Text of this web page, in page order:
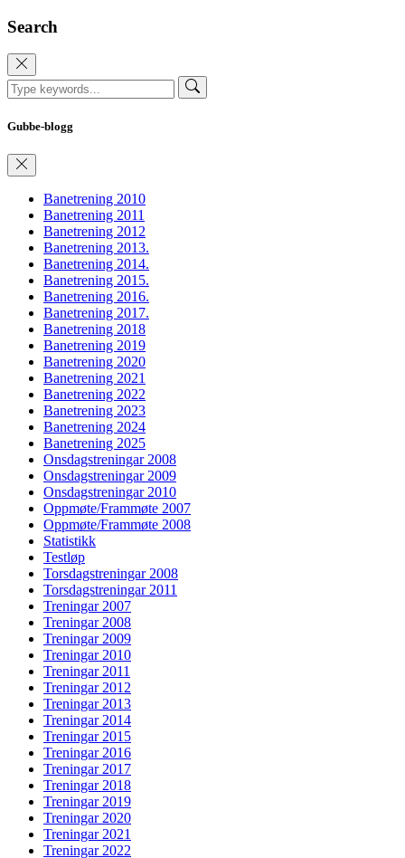
Search
Gubbe-blogg
Banetrening 2010
Banetrening 2011
Banetrening 2012
Banetrening 2013.
Banetrening 2014.
Banetrening 2015.
Banetrening 2016.
Banetrening 2017.
Banetrening 2018
Banetrening 2019
Banetrening 2020
Banetrening 2021
Banetrening 2022
Banetrening 2023
Banetrening 2024
Banetrening 2025
Onsdagstreningar 2008
Onsdagstreningar 2009
Onsdagstreningar 2010
Oppmøte/Frammøte 2007
Oppmøte/Frammøte 2008
Statistikk
Testløp
Torsdagstreningar 2008
Torsdagstreningar 2011
Treningar 2007
Treningar 2008
Treningar 2009
Treningar 2010
Treningar 2011
Treningar 2012
Treningar 2013
Treningar 2014
Treningar 2015
Treningar 2016
Treningar 2017
Treningar 2018
Treningar 2019
Treningar 2020
Treningar 2021
Treningar 2022